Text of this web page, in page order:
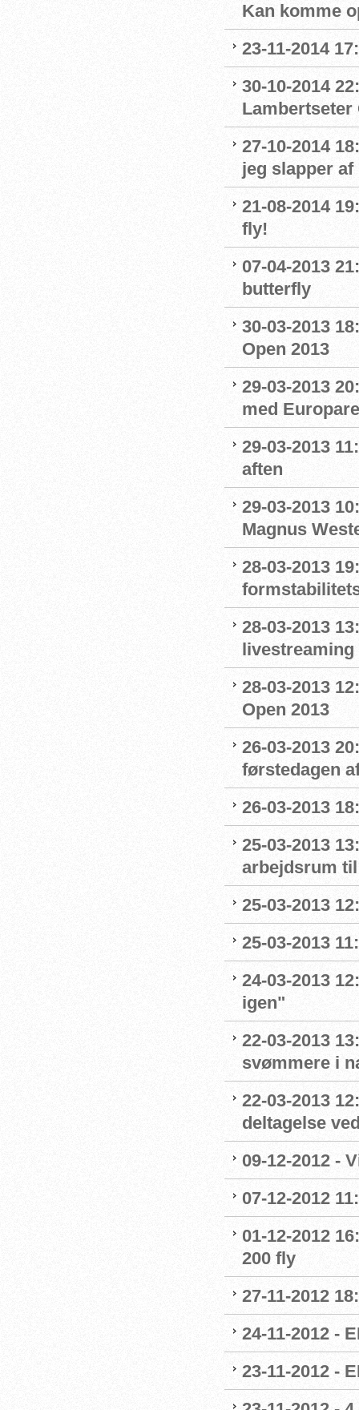
Kan komme
23-11-2014
30-10-2014
Lambertseter
27-10-2014
jeg slapper af
21-08-2014
fly!
07-04-2013
butterfly
30-03-2013
Open 2013
29-03-2013
med
29-03-2013
aften
29-03-2013
Magnus
28-03-2013
28-03-2013
livestreaming
28-03-2013
Open 2013
26-03-2013
førstedagen
26-03-2013
25-03-2013
arbejdsrum
25-03-2013
25-03-2013
24-03-2013
igen"
22-03-2013
svømmere i
22-03-2013
deltagelse
09-12-2012 -
07-12-2012
01-12-2012
200 fly
27-11-2012
24-11-2012 -
23-11-2012 -